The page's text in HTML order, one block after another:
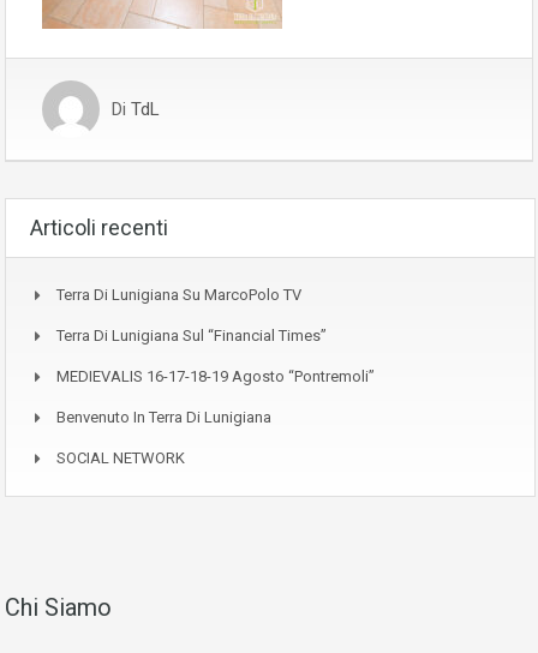
Di TdL
Articoli recenti
Terra Di Lunigiana Su MarcoPolo TV
Terra Di Lunigiana Sul “Financial Times”
MEDIEVALIS 16-17-18-19 Agosto “Pontremoli”
Benvenuto In Terra Di Lunigiana
SOCIAL NETWORK
Chi Siamo